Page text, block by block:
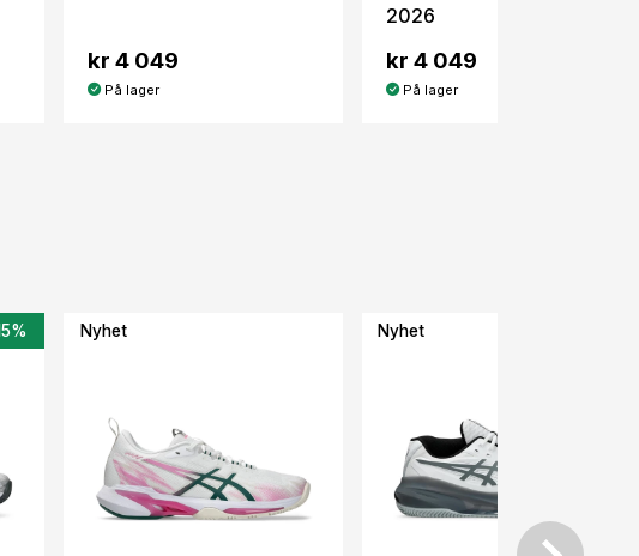
kr 4 049
På lager
2026
kr 4 049
På lager
Nyhet Nyhet